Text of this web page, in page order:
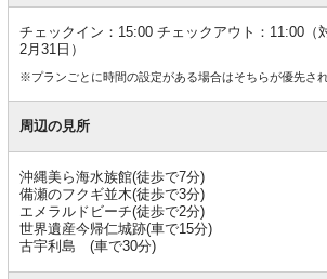
チェックイン：15:00 チェックアウト：11:00（
2月31日）
※プランごとに時間の設定がある場合はそちらが優先され
周辺の見所
沖縄美ら海水族館(徒歩で7分)
備瀬のフクギ並木(徒歩で3分)
エメラルドビーチ(徒歩で2分)
世界遺産今帰仁城跡(車で15分)
古宇利島 (車で30分)